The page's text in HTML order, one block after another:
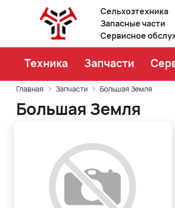
Сельхозтехника
Запасные части
Сервисное
Техника Запчасти
Главная
Запчасти Большая Земля
Большая Земля